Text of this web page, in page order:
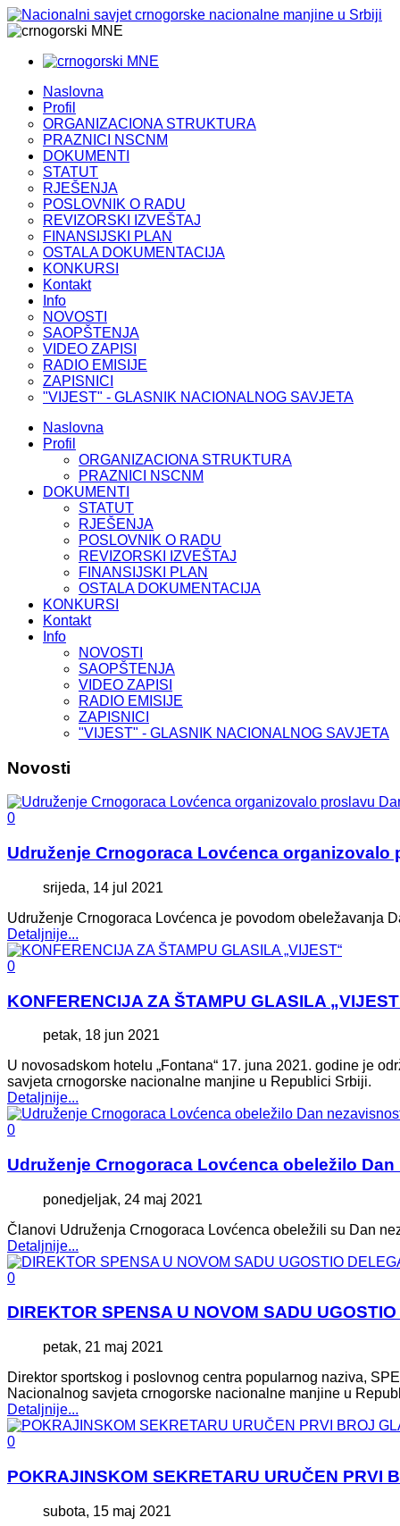
MNE
MNE
Naslovna
Profil
ORGANIZACIONA STRUKTURA
PRAZNICI NSCNM
DOKUMENTI
STATUT
RJEŠENJA
POSLOVNIK O RADU
REVIZORSKI IZVEŠTAJ
FINANSIJSKI PLAN
OSTALA DOKUMENTACIJA
KONKURSI
Kontakt
Info
NOVOSTI
SAOPŠTENJA
VIDEO ZAPISI
RADIO EMISIJE
ZAPISNICI
"VIJEST" - GLASNIK NACIONALNOG SAVJETA
Naslovna
Profil
ORGANIZACIONA STRUKTURA
PRAZNICI NSCNM
DOKUMENTI
STATUT
RJEŠENJA
POSLOVNIK O RADU
REVIZORSKI IZVEŠTAJ
FINANSIJSKI PLAN
OSTALA DOKUMENTACIJA
KONKURSI
Kontakt
Info
NOVOSTI
SAOPŠTENJA
VIDEO ZAPISI
RADIO EMISIJE
ZAPISNICI
"VIJEST" - GLASNIK NACIONALNOG SAVJETA
Novosti
0
Udruženje Crnogoraca Lovćenca organizovalo
srijeda, 14 jul 2021
Udruženje Crnogoraca Lovćenca je povodom obeležavanja
Detaljnije...
0
KONFERENCIJA ZA ŠTAMPU GLASILA
petak, 18 jun 2021
U novosadskom hotelu „Fontana“ 17. juna 2021. godine je
savjeta crnogorske nacionalne manjine u Republici Srbiji.
Detaljnije...
0
Udruženje Crnogoraca Lovćenca obeležilo
ponedjeljak, 24 maj 2021
Članovi Udruženja Crnogoraca Lovćenca obeležili su Dan
Detaljnije...
0
DIREKTOR SPENSA U NOVOM SADU
petak, 21 maj 2021
Direktor sportskog i poslovnog centra popularnog naziva,
Nacionalnog savjeta crnogorske nacionalne manjine u
Detaljnije...
0
POKRAJINSKOM SEKRETARU URUČEN PRVI
subota, 15 maj 2021